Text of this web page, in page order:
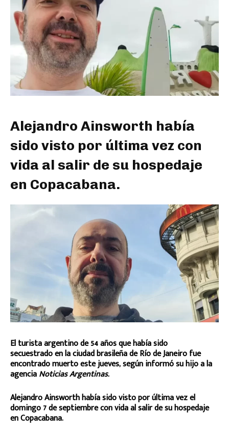
Alejandro Ainsworth había
sido visto por última vez con
vida al salir de su hospedaje
en Copacabana.
El turista argentino de 54 años que había sido
secuestrado en la ciudad brasileña de Río de Janeiro fue
encontrado muerto este jueves, según informó su hijo a la
agenciaNoticias Argentinas.
Alejandro Ainsworth había sido visto por última vez el
domingo 7 de septiembre con vida al salir de su hospedaje
en Copacabana.